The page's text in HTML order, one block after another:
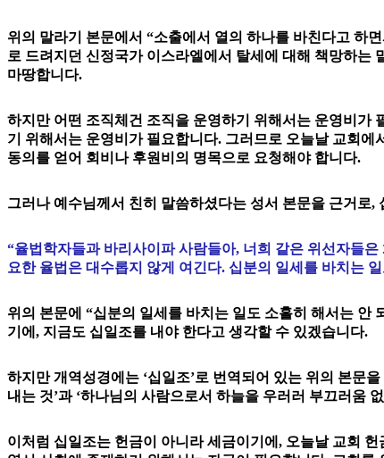
위의 말라기 본문에서 “소출에서 열의 하나를 바친다고 하
로 드려지던 신정국가 이스라엘에서 탈세에 대해 책망하는
마땅합니다.
하지만 어떤 조직체건 조직을 운영하기 위해서는 운영비가
기 위해서는 운영비가 필요합니다. 그러므로 오늘날 교회에
동의를 얻어 회비나 후원비의 명목으로 요청해야 합니다.
그러나 예수님께서 친히 말씀하셨다는 성서 본문을 근거로
“율법학자들과 바리사이파 사람들아, 너희 같은 위선자들
요한 율법은 대수롭지 않게 여긴다. 십분의 일세를 바치는
위의 본문에 “십분의 일세를 바치는 일도 소홀히 해서는 안
기에, 지금도 십일조를 내야 한다고 생각할 수 있겠습니다.
하지만 개역성경에는 ‘십일조’로 번역되어 있는 위의 본문
내는 것’과 ‘하나님의 사람으로서 하늘을 우러러 부끄러움
이처럼 십일조는 헌금이 아니라 세금이기에, 오늘날 교회